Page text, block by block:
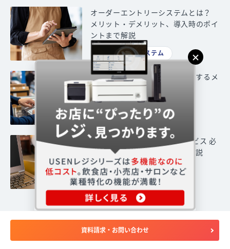
オーダーエントリーシステムとは？
メリット・デメリット、導入時のポイ
ントまで解説
オーダーシステム
POSデータとは？具体例や活用するメ
リット、分析方法を紹介
POSレジ
ホテル宿泊客向けのWi-Fiサービス 必
要性と重視すべきポイントを解説
通信
資料請求・お問い合わせ